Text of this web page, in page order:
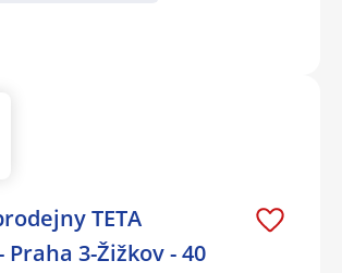
TETA
3-Žižkov - 40